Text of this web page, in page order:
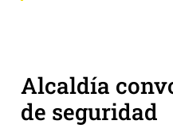
Alcaldía
de seguridad